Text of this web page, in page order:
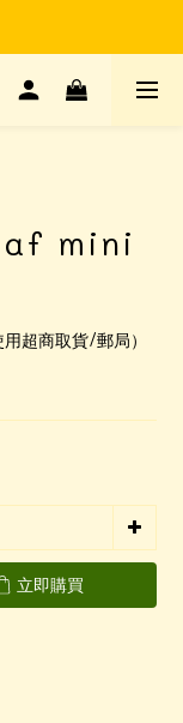
mini
超商取貨/郵局）
立即購買